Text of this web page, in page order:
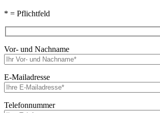
* = Pflichtfeld
Vor- und Nachname
E-Mailadresse
Telefonnummer